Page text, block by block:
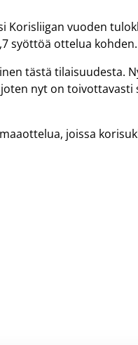
Korisliigan vuoden
syöttöä ottelua kohden.
tästä tilaisuudesta.
nyt on toivottavasti
joissa